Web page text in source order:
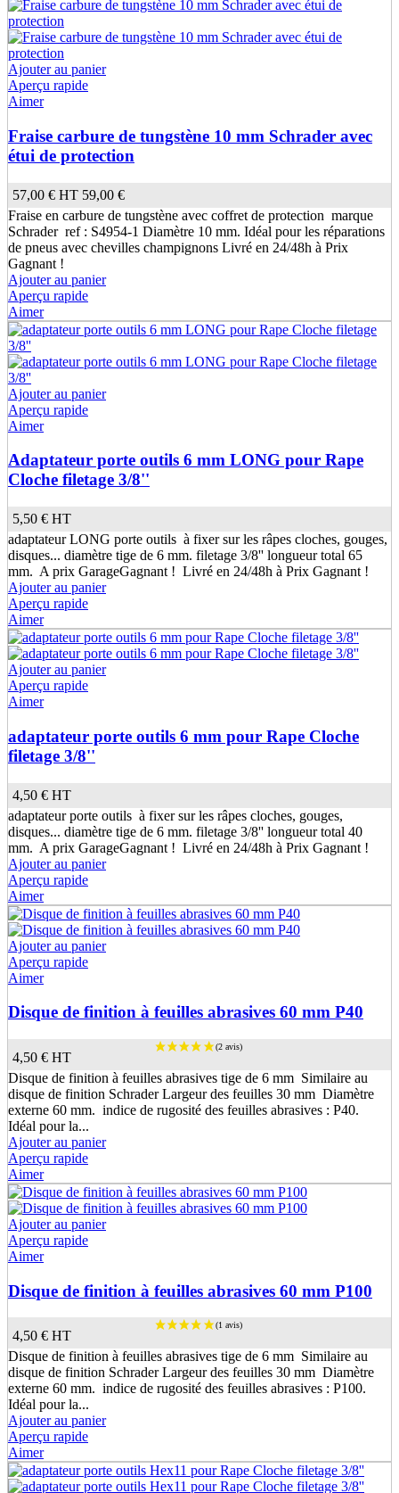
(1 avis)
(3 avis)
Ajouter au panier
Aperçu rapide
Aimer
Fraise carbure de tungstène 10 mm Schrader avec
étui de protection
57,00 € HT 59,00 €
Fraise en carbure de tungstène avec coffret de protection marque
Schrader ref : S4954-1 Diamètre 10 mm. Idéal pour les réparations
de pneus avec chevilles champignons Livré en 24/48h à Prix
Gagnant !
Ajouter au panier
Aperçu rapide
Aimer
Ajouter au panier
Aperçu rapide
Aimer
Adaptateur porte outils 6 mm LONG pour Rape
Cloche filetage 3/8''
5,50 € HT
adaptateur LONG porte outils à fixer sur les râpes cloches, gouges,
disques... diamètre tige de 6 mm. filetage 3/8'' longueur total 65
mm. A prix GarageGagnant ! Livré en 24/48h à Prix Gagnant !
Ajouter au panier
Aperçu rapide
Aimer
Ajouter au panier
Aperçu rapide
Aimer
adaptateur porte outils 6 mm pour Rape Cloche
filetage 3/8''
4,50 € HT
adaptateur porte outils à fixer sur les râpes cloches, gouges,
disques... diamètre tige de 6 mm. filetage 3/8'' longueur total 40
mm. A prix GarageGagnant ! Livré en 24/48h à Prix Gagnant !
Ajouter au panier
Aperçu rapide
Aimer
Ajouter au panier
Aperçu rapide
Aimer
Disque de finition à feuilles abrasives 60 mm P40
4,50 € HT
Disque de finition à feuilles abrasives tige de 6 mm Similaire au
disque de finition Schrader Largeur des feuilles 30 mm Diamètre
externe 60 mm. indice de rugosité des feuilles abrasives : P40.
Idéal pour la...
Ajouter au panier
Aperçu rapide
Aimer
Ajouter au panier
Aperçu rapide
Aimer
Disque de finition à feuilles abrasives 60 mm P100
4,50 € HT
Disque de finition à feuilles abrasives tige de 6 mm Similaire au
disque de finition Schrader Largeur des feuilles 30 mm Diamètre
externe 60 mm. indice de rugosité des feuilles abrasives : P100.
Idéal pour la...
Ajouter au panier
Aperçu rapide
Aimer